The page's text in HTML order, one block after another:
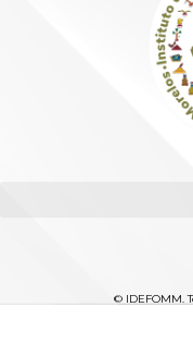
© IDEFOMM.